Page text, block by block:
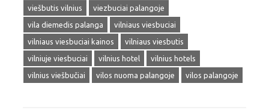
viešbutis vilnius
viezbuciai palangoje
vila diemedis palanga
vilniaus viesbuciai
vilniaus viesbuciai kainos
vilniaus viesbutis
vilniuje viesbuciai
vilnius hotel
vilnius hotels
vilnius viešbučiai
vilos nuoma palangoje vilos palangoje